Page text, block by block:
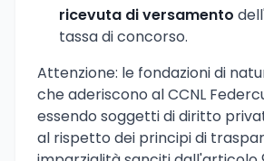
ricevuta di versamento
tassa di concorso.
Attenzione: le fondazioni di
che aderiscono al CCNL
essendo soggetti di diritto
al rispetto dei principi di